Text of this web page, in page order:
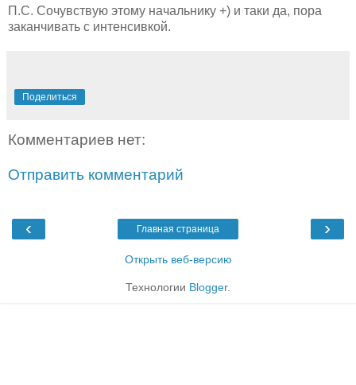
П.С. Сочувствую этому начальнику +) и таки да, пора
заканчивать с интенсивкой.
Поделиться
Комментариев нет:
Отправить комментарий
‹ ›
Главная страница
Открыть веб-версию
Технологии Blogger.